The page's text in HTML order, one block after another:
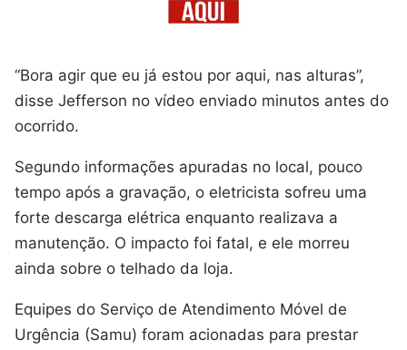
“Bora agir que eu já estou por aqui, nas alturas”,
disse Jefferson no vídeo enviado minutos antes do
ocorrido.
Segundo informações apuradas no local, pouco
tempo após a gravação, o eletricista sofreu uma
forte descarga elétrica enquanto realizava a
manutenção. O impacto foi fatal, e ele morreu
ainda sobre o telhado da loja.
Equipes do Serviço de Atendimento Móvel de
Urgência (Samu) foram acionadas para prestar